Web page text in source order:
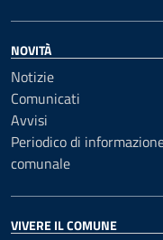
NOVITÀ
Notizie
Comunicati
Avvisi
Periodico di
comunale
VIVERE IL COMUNE